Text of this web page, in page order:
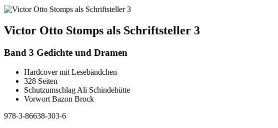
Victor Otto Stomps als Schriftsteller 3
Band 3 Gedichte und Dramen
Hardcover mit Lesebändchen
328 Seiten
Schutzumschlag Ali Schindehütte
Vorwort Bazon Brock
978-3-86638-303-6